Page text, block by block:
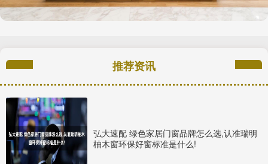
推荐资讯
弘大速配 绿色家居门窗品牌怎么选,认准瑞明
柚木窗环保好窗标准是什么!